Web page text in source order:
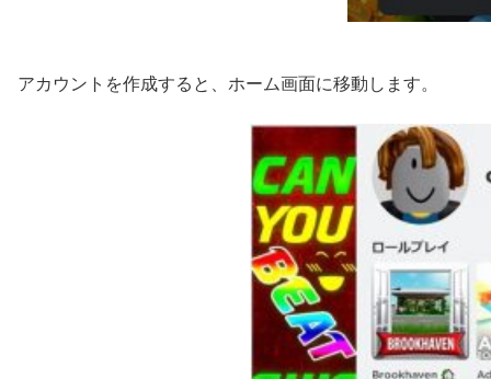
アカウントを作成すると、ホーム画面に移動します。